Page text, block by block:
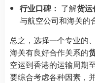
行业口碑： 了解货运
与航空公司和海关的
总之，选择一个专业的
海关有良好合作关系的
空运到香港的运输周期
要综合考虑各种因素，